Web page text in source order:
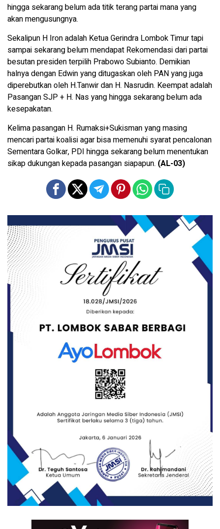
hingga sekarang belum ada titik terang partai mana yang
akan mengusungnya.
Sekalipun H Iron adalah Ketua Gerindra Lombok Timur tapi
sampai sekarang belum mendapat Rekomendasi dari partai
besutan presiden terpilih Prabowo Subianto. Demikian
halnya dengan Edwin yang ditugaskan oleh PAN yang juga
diperebutkan oleh H.Tanwir dan H. Nasrudin. Keempat adalah
Pasangan SJP + H. Nas yang hingga sekarang belum ada
kesepakatan.
Kelima pasangan H. Rumaksi+Sukisman yang masing
mencari partai koalisi agar bisa memenuhi syarat pencalonan
Sementara Golkar, PDI hingga sekarang belum menentukan
sikap dukungan kepada pasangan siapapun. (AL-03)